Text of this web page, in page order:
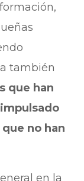
también
que han
que no han
en la